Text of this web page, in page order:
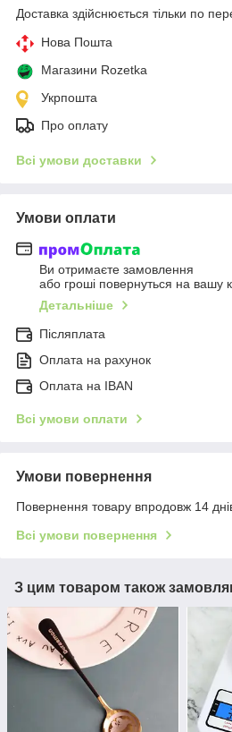
Доставка здійснюється тільки по
Нова Пошта
Магазини Rozetka
Укрпошта
Про оплату
Всі умови доставки
Умови оплати
Ви отримаєте замовлення
або гроші повернуться на вашу
Детальніше
Післяплата
Оплата на рахунок
Оплата на IBAN
Всі умови оплати
Умови повернення
Повернення товару впродовж 14
Всі умови повернення
З цим товаром також